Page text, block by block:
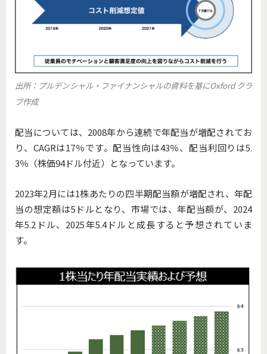
出所：プルデンシャル・ファイナンシャルの資料を基にOxford クラ
ブ作成
配当については、2008年から連続で年配当が増配されてお
り、CAGRは17％です。配当性向は43％、配当利回りは5.
3％（株価94ドル付近）となっています。
2023年2月には1株あたりの四半期配当額が増配され、年配
当の想定額は5ドルとなり、市場では、年配当額が、2024
年5.2ドル、2025年5.4ドルと成長すると予想されていま
す。